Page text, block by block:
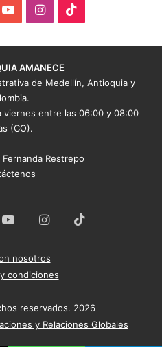
YouTubeInstagram
AMANECE
de Medellín, Antioquia y
viernes entre las 06:00 y 08:00
(CO).
Fernanda Restrepo
YouTubeInstagram
nosotros
condiciones
reservados. 2026
y Relaciones Globales